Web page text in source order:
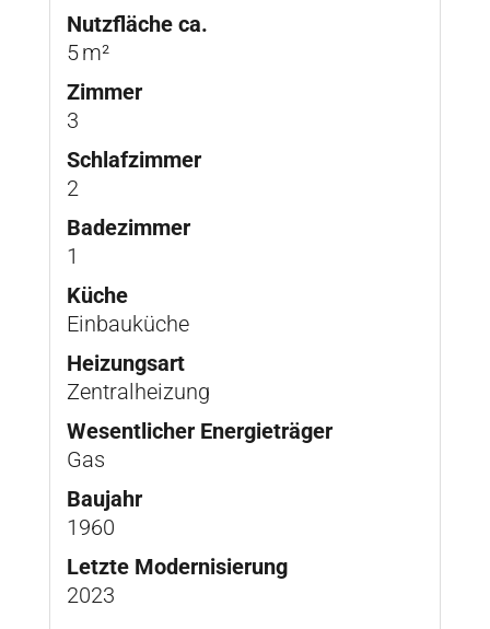
Nutzfläche ca.
5 m²
Zimmer
3
Schlafzimmer
2
Badezimmer
1
Küche
Einbauküche
Heizungsart
Zentralheizung
Wesentlicher Energieträger
Gas
Baujahr
1960
Letzte Modernisierung
2023